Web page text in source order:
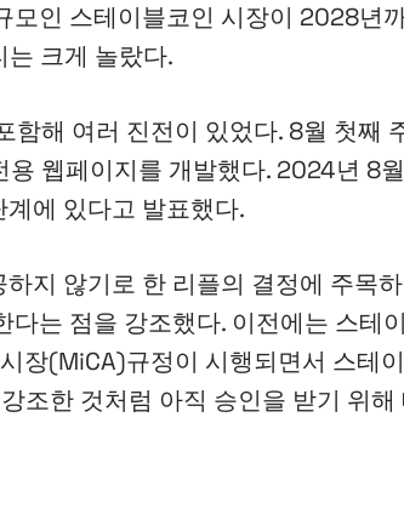
모인 스테이블코인 시장이 2028년
크게 놀랐다.
함해 여러 진전이 있었다. 8월 첫째
용 웹페이지를 개발했다. 2024년 8
계에 있다고 발표했다.
지 않기로 한 리플의 결정에 주목
는 점을 강조했다. 이전에는 스테
장(MiCA)규정이 시행되면서 스테
조한 것처럼 아직 승인을 받기 위해